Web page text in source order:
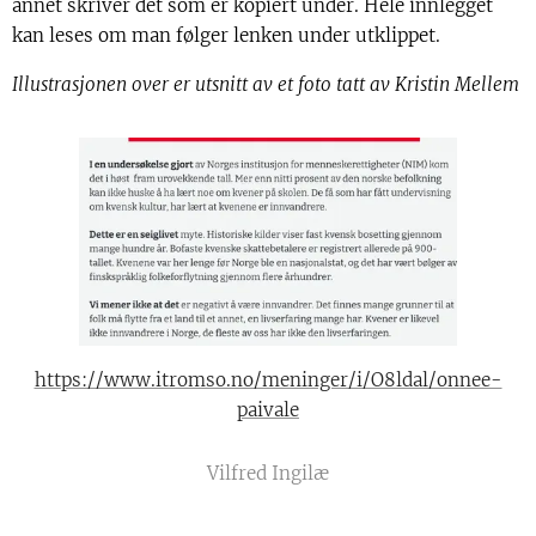
annet skriver det som er kopiert under. Hele innlegget
kan leses om man følger lenken under utklippet.
Illustrasjonen over er utsnitt av et foto tatt av Kristin Mellem
https://www.itromso.no/meninger/i/O8ldal/onnee-
paivale
Vilfred Ingilæ